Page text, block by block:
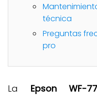
técnica
Preguntas
pro
La Epson WF-